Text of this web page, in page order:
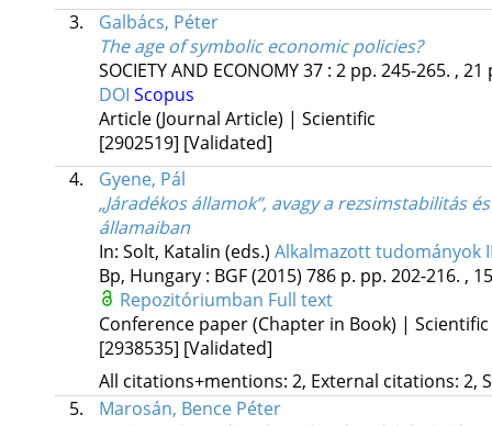
3.
Galbács, Péter
The age of symbolic economic policies?
SOCIETY AND ECONOMY37: 2 pp. 245-265. , 21
DOI Scopus
Article (Journal Article) | Scientific
[2902519] [Validated]
4.
Gyene, Pál
„Járadékos államok”, avagy a rezsimstabilitás
államaiban
In: Solt, Katalin (eds.) Alkalmazott tudományok
Bp, Hungary : BGF(2015) 786 p. pp. 202-216. ,
Repozitóriumban Full text
Conference paper (Chapter in Book) | Scientific
[2938535] [Validated]
All citations+mentions: 2, External citations: 2,
5.
Marosán, Bence Péter